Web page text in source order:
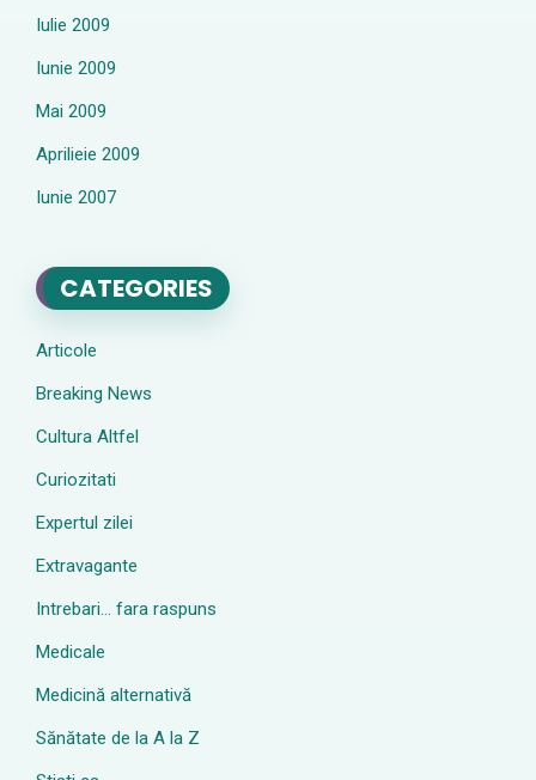
Iulie 2009
Iunie 2009
Mai 2009
Aprilieie 2009
Iunie 2007
CATEGORIES
Articole
Breaking News
Cultura Altfel
Curiozitati
Expertul zilei
Extravagante
Intrebari… fara raspuns
Medicale
Medicină alternativă
Sănătate de la A la Z